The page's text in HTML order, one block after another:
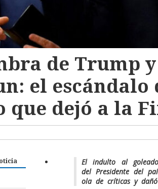
de Trump
el escándalo
que dejó a la
El indulto al
del Presidente del
ola de críticas y